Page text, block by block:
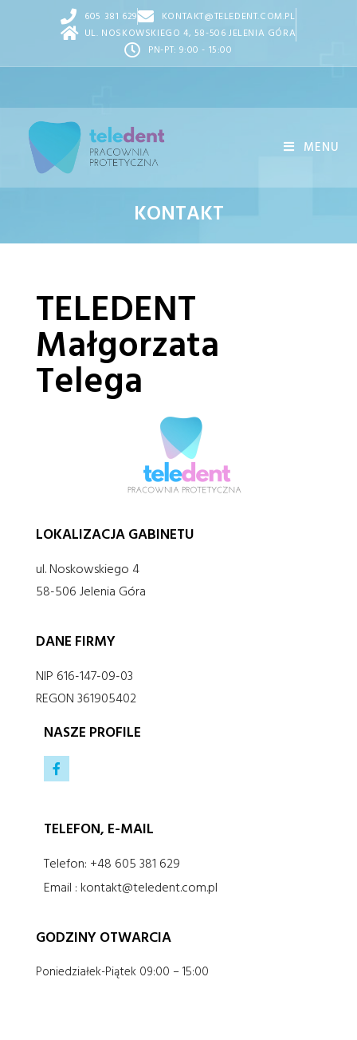
605 381 629
KONTAKT@TELEDENT.COM.PL
UL. NOSKOWSKIEGO 4, 58-506 JELENIA GÓRA
PN-PT: 9:00 - 15:00
MENU
KONTAKT
TELEDENT
Małgorzata
Telega
LOKALIZACJA GABINETU
ul. Noskowskiego 4
58-506 Jelenia Góra
DANE FIRMY
NIP 616-147-09-03
REGON 361905402
NASZE PROFILE
TELEFON, E-MAIL
Telefon: +48 605 381 629
Email : kontakt@teledent.com.pl
GODZINY OTWARCIA
Poniedziałek-Piątek 09:00 – 15:00